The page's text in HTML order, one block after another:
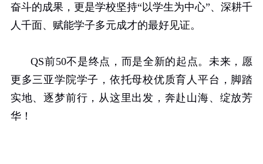
奋斗的成果，更是学校坚持“以学生为中心”、深耕千
人千面、赋能学子多元成才的最好见证。
QS前50不是终点，而是全新的起点。未来，愿
更多三亚学院学子，依托母校优质育人平台，脚踏
实地、逐梦前行，从这里出发，奔赴山海、绽放芳
华！